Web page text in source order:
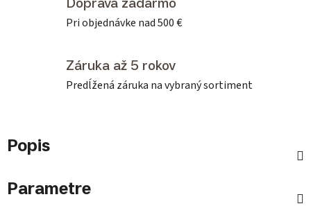
Pri objednávke nad 500 €
Záruka až 5 rokov
Predĺžená záruka na vybraný sortiment
Popis
Parametre